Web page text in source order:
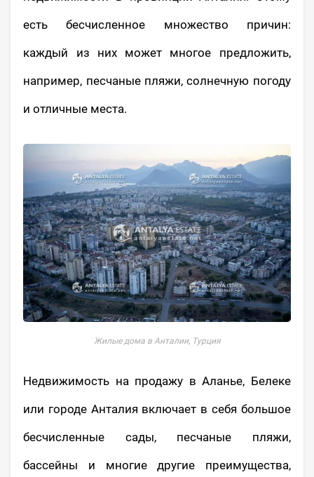
есть бесчисленное множество причин:
каждый из них может многое предложить,
например, песчаные пляжи, солнечную погоду
и отличные места.
Жилые дома в Анталии, Турция
Недвижимость на продажу в Аланье, Белеке
или городе Анталия включает в себя большое
бесчисленные сады, песчаные пляжи,
бассейны и многие другие преимущества,